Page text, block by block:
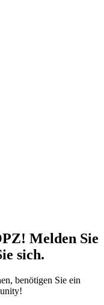
Melden Sie
sich.
benötigen Sie ein